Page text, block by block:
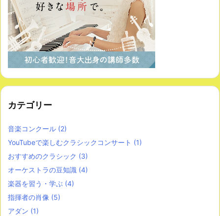
カテゴリー
音楽コンクール (2)
YouTubeで楽しむクラシックコンサート (1)
おすすめのクラシック (3)
オーケストラの豆知識 (4)
楽器を習う・学ぶ (4)
指揮者の肖像 (5)
アダン (1)